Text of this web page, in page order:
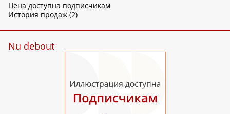
Цена доступна подписчикам
История продаж (2)
Nu debout